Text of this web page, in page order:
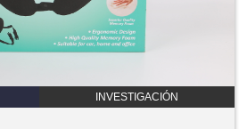
INVESTIGACIÓN